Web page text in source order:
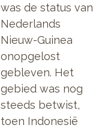
was de status van
Nederlands
Nieuw-Guinea
onopgelost
gebleven. Het
gebied was nog
steeds betwist,
toen Indonesië